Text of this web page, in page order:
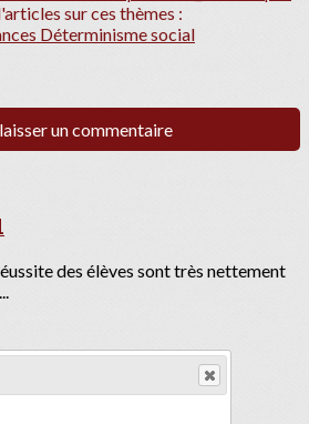
sur ces thèmes :
Déterminisme social
un commentaire
des élèves sont très nettement